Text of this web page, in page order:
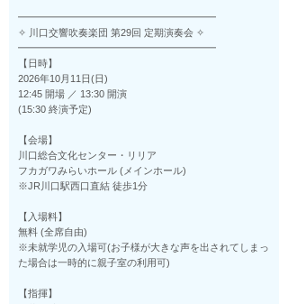
━━━━━━━━━━━━━━━━━━━━
✧ 川口交響吹奏楽団 第29回 定期演奏会 ✧
━━━━━━━━━━━━━━━━━━━━
【日時】
2026年10月11日(日)
12:45 開場 ／ 13:30 開演
(15:30 終演予定)
【会場】
川口総合文化センター・リリア
フカガワみらいホール (メインホール)
※JR川口駅西口直結 徒歩1分
【入場料】
無料 (全席自由)
※未就学児の入場可(お子様が大きな声を出されてしまっ
た場合は一時的に親子室の利用可)
【指揮】